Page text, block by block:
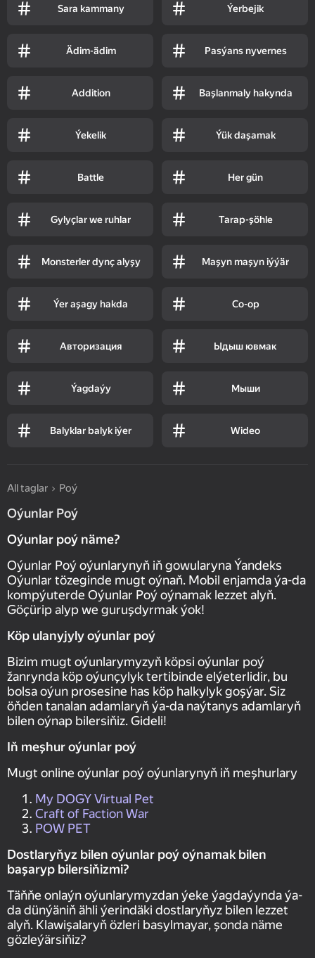
Sara kammany Ýerbejik
Ädim-ädim Pasýans nyvernes
Addition Başlanmaly hakynda
Ýekelik Ýük daşamak
Battle Her gün
Gylyçlar we ruhlar Tarap-şöhle
Monsterler dynç alyşy Maşyn maşyn iýýär
Ýer aşagy hakda Co-op
Авторизация Ыдыш ювмак
Ýagdaýy Мыши
Balyklar balyk iýer Wideo
All taglar Poý
Oýunlar Poý
Oýunlar poý näme?
Oýunlar Poý oýunlarynyň iň gowularyna Ýandeks
Oýunlar tözeginde mugt oýnaň. Mobil enjamda ýa-da
kompýuterde Oýunlar Poý oýnamak lezzet alyň.
Göçürip alyp we guruşdyrmak ýok!
Köp ulanyjyly oýunlar poý
Bizim mugt oýunlarymyzyň köpsi oýunlar poý
žanrynda köp oýunçylyk tertibinde elýeterlidir, bu
bolsa oýun prosesine has köp halkylyk goşýar. Siz
öňden tanalan adamlaryň ýa-da naýtanys adamlaryň
bilen oýnap bilersiňiz. Gideli!
Iň meşhur oýunlar poý
Mugt online oýunlar poý oýunlarynyň iň meşhurlary
My DOGY Virtual Pet
Craft of Faction War
POW PET
Dostlaryňyz bilen oýunlar poý oýnamak bilen
başaryp bilersiňizmi?
Täňňe onlaýn oýunlarymyzdan ýeke ýagdaýynda ýa-
da dünýäniň ähli ýerindäki dostlaryňyz bilen lezzet
alyň. Klawişalaryň özleri basylmayar, şonda näme
gözleýärsiňiz?